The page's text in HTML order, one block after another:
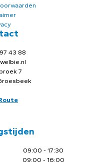
43 88
7
09:00 - 17:30
09:00 - 16:00